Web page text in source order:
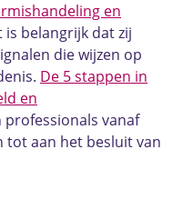
en
is belangrijk dat zij
die wijzen op
De 5 stappen in
en
professionals vanaf
tot aan het besluit van